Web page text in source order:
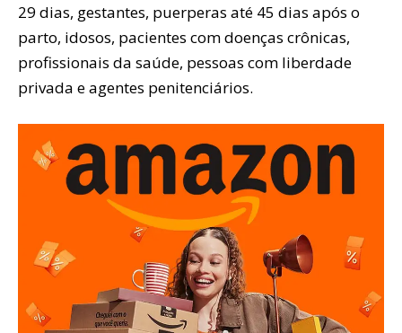
29 dias, gestantes, puerperas até 45 dias após o
parto, idosos, pacientes com doenças crônicas,
profissionais da saúde, pessoas com liberdade
privada e agentes penitenciários.